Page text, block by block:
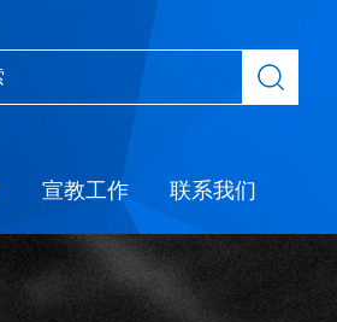
宣教工作 联系我们